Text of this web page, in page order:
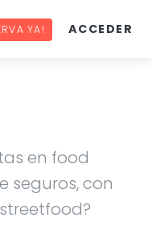
YA! ACCEDER
en food
seguros, con